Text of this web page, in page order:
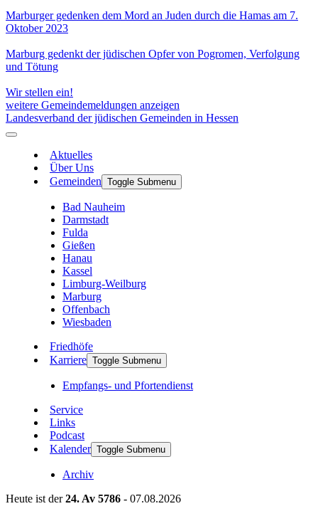
Marburger gedenken dem Mord an Juden durch die Hamas am 7.
Oktober 2023
Marburg gedenkt der jüdischen Opfer von Pogromen, Verfolgung
und Tötung
Wir stellen ein!
weitere Gemeindemeldungen anzeigen
Landesverband der jüdischen Gemeinden in Hessen
Aktuelles
Über Uns
Gemeinden Toggle Submenu
Bad Nauheim
Darmstadt
Fulda
Gießen
Hanau
Kassel
Limburg-Weilburg
Marburg
Offenbach
Wiesbaden
Friedhöfe
Karriere Toggle Submenu
Empfangs- und Pfortendienst
Service
Links
Podcast
Kalender Toggle Submenu
Archiv
Heute ist der24. Av 5786 - 07.08.2026